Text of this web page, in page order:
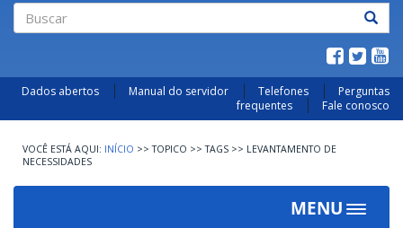
Dados abertos Manual do servidor Telefones
Perguntas
frequentes
Fale conosco
INÍCIO >> TOPICO >> TAGS >> LEVANTAMENTO DE
NECESSIDADES
MENU
Toggle